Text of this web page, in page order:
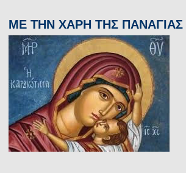
ΜΕ ΤΗΝ ΧΑΡΗ ΤΗΣ ΠΑΝΑΓΙΑΣ